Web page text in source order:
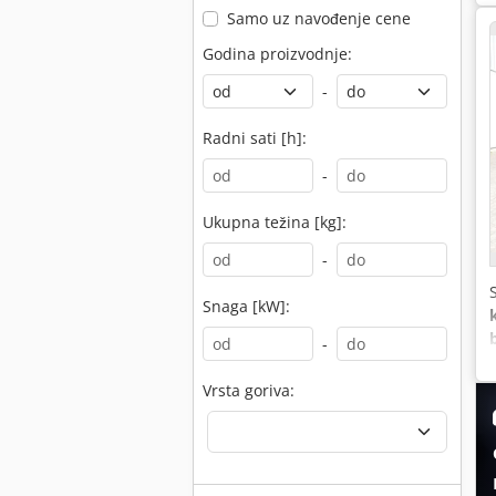
Samo uz navođenje cene
Godina proizvodnje:
-
Radni sati [h]:
-
Ukupna težina [kg]:
-
Snaga [kW]:
-
Vrsta goriva: